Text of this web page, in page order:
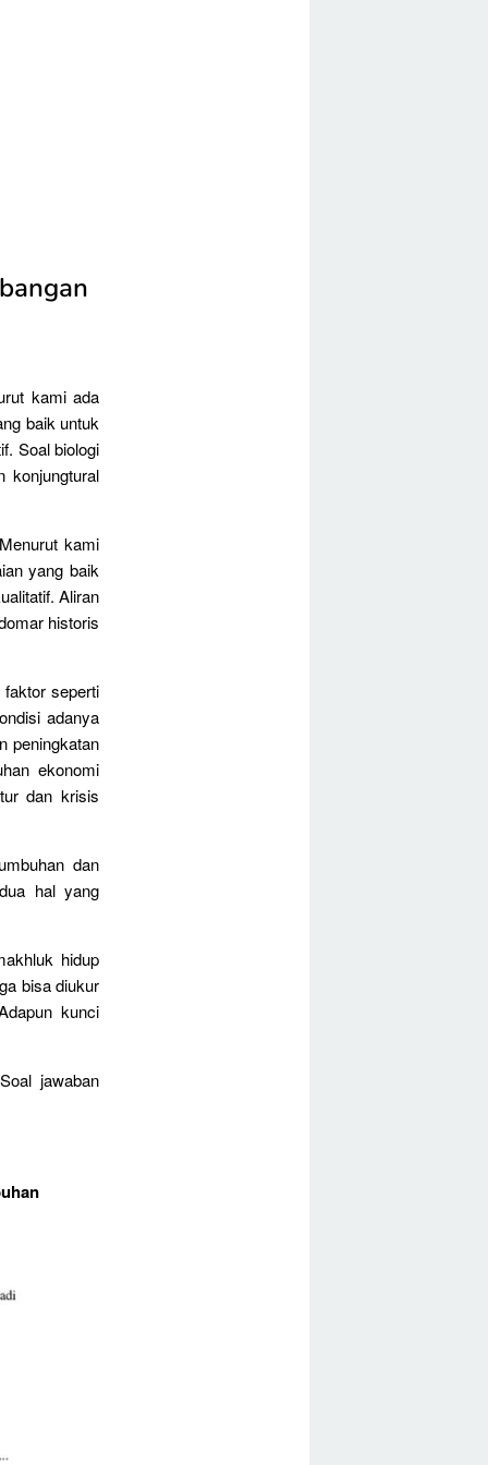
kami ada
baik untuk
Soal biologi
konjungtural
kami
yang baik
Aliran
historis
seperti
adanya
peningkatan
ekonomi
dan krisis
dan
hal yang
hidup
bisa diukur
kunci
jawaban